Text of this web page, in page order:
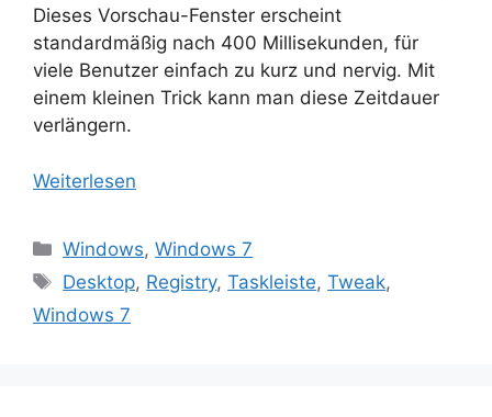
Dieses Vorschau-Fenster erscheint
standardmäßig nach 400 Millisekunden, für
viele Benutzer einfach zu kurz und nervig. Mit
einem kleinen Trick kann man diese Zeitdauer
verlängern.
Weiterlesen
Kategorien
Windows,Windows 7
Schlagwörter
Desktop, Registry,Taskleiste,Tweak,
Windows 7